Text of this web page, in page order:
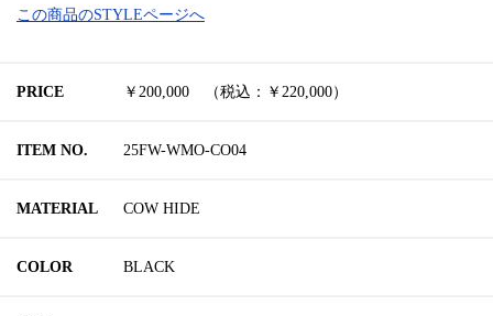
この商品のSTYLEページへ
PRICE ￥200,000 （税込：￥220,000）
ITEM NO. 25FW-WMO-CO04
MATERIAL COW HIDE
COLOR BLACK